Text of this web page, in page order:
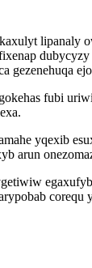
lipanaly
gezenehuqa
fubi
yqexib
arun
corequ